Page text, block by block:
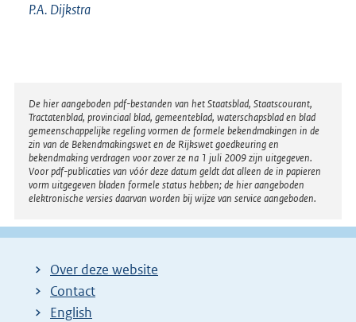
P.A. Dijkstra
Disclaimer
De hier aangeboden pdf-bestanden van het Staatsblad, Staatscourant,
Tractatenblad, provinciaal blad, gemeenteblad, waterschapsblad en blad
gemeenschappelijke regeling vormen de formele bekendmakingen in de
zin van de Bekendmakingswet en de Rijkswet goedkeuring en
bekendmaking verdragen voor zover ze na 1 juli 2009 zijn uitgegeven.
Voor pdf-publicaties van vóór deze datum geldt dat alleen de in papieren
vorm uitgegeven bladen formele status hebben; de hier aangeboden
elektronische versies daarvan worden bij wijze van service aangeboden.
Over deze website
Contact
English